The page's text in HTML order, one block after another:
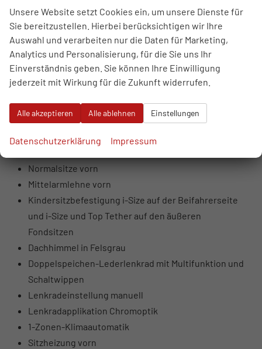
Gepäckraumleuchte
Vorfeldbeleuchtung Heckklappe
Dekoreinlagen Laserstruktur schwarz für
Instrumententafel
Vordersitze manuell einstellbar (Sitzhöhe,
Sitzlängsposition und Lehnenneigung)
Interieurapplikationen Aluminiumoptik
Sitzmittelbahnen in Stoff Passage
Sitzseitenwangen und Kopfstützen in Stoff uni
Normalsitze vorn
Mittelarmlehne vorn
Kindersitzbefestigung i-Size auf der Beifahrerseite
und i-Size und Top Tether auf den äußeren
Fondsitzen
Dachhimmel in Felsgrau
Doppelspeichen-Lederlenkrad mit Multifunktion und
Schaltwippen
Lenkradeinstellung manuell
Lenkradapplikation Chromoptik
1-Zonen-Klimaautomatik
Sitzheizung vorn
Unsere Website setzt Cookies ein, um unsere Dienste für
Sie bereitzustellen. Hierbei berücksichtigen wir Ihre
Auswahl und verarbeiten nur die Daten für Marketing,
Analytics und Personalisierung, für die Sie uns Ihr
Einverständnis geben. Sie können Ihre Einwilligung
jederzeit mit Wirkung für die Zukunft widerrufen.
Alle akzeptieren Alle ablehnen Einstellungen
Datenschutzerklärung Impressum